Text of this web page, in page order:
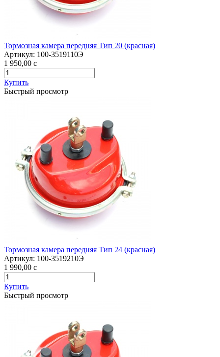
Тормозная камера передняя Тип 20 (красная)
Артикул: 100-3519110Э
1 950,00 c
Купить
Быстрый просмотр
Тормозная камера передняя Тип 24 (красная)
Артикул: 100-3519210Э
1 990,00 c
Купить
Быстрый просмотр